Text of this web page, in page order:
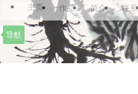
导航
主页 作品 简介 联系